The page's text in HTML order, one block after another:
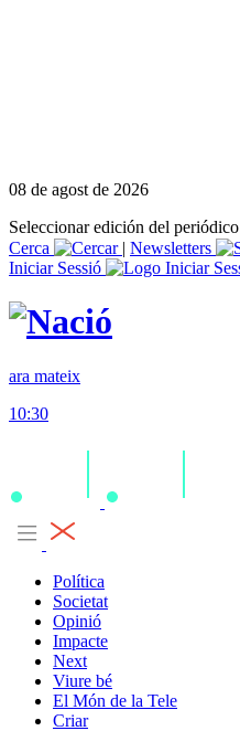
08 de agost de 2026
Seleccionar edición del periódico
Cerca
| Newsletters
Iniciar Sessió
ara mateix
10:30
Política
Societat
Opinió
Impacte
Next
Viure bé
El Món de la Tele
Criar